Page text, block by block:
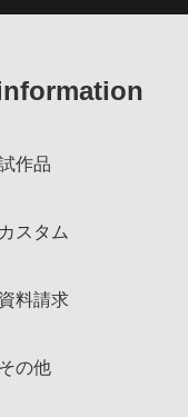
作品
カスタム
資料請求
その他